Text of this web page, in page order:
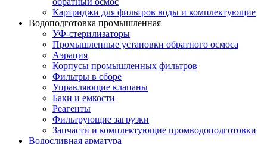
Картриджи для фильтров воды и комплектующие
Водоподготовка промышленная
УФ-стерилизаторы
Промышленные установки обратного осмоса
Аэрация
Корпусы промышленных фильтров
Фильтры в сборе
Управляющие клапаны
Баки и емкости
Реагенты
Фильтрующие загрузки
Запчасти и комплектующие промводоподготовки
Водосливная арматура